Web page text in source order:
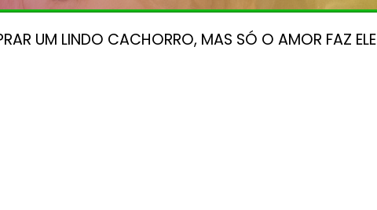
UM LINDO CACHORRO, MAS SÓ O AMOR FAZ ELE